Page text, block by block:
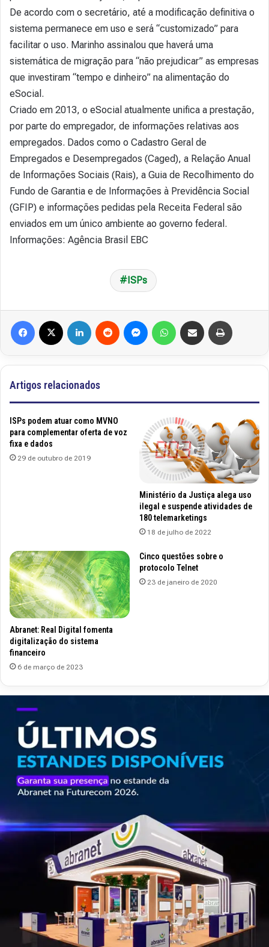
De acordo com o secretário, até a modificação definitiva o
sistema permanece em uso e será “customizado” para
facilitar o uso. Marinho assinalou que haverá uma
sistemática de migração para “não prejudicar” as empresas
que investiram “tempo e dinheiro” na alimentação do
eSocial.
Criado em 2013, o eSocial atualmente unifica a prestação,
por parte do empregador, de informações relativas aos
empregados. Dados como o Cadastro Geral de
Empregados e Desempregados (Caged), a Relação Anual
de Informações Sociais (Rais), a Guia de Recolhimento do
Fundo de Garantia e de Informações à Previdência Social
(GFIP) e informações pedidas pela Receita Federal são
enviados em um único ambiente ao governo federal.
Informações: Agência Brasil EBC
ISPs
Artigos relacionados
ISPs podem atuar como MVNO
para complementar oferta de voz
fixa e dados
29 de outubro de 2019
Ministério da Justiça alega uso
ilegal e suspende atividades de
180 telemarketings
18 de julho de 2022
Abranet: Real Digital fomenta
digitalização do sistema
financeiro
6 de março de 2023
Cinco questões sobre o
protocolo Telnet
23 de janeiro de 2020